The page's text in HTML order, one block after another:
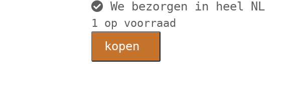
We bezorgen in heel NL
1 op voorraad
Brocante
kinderbankje
kopen